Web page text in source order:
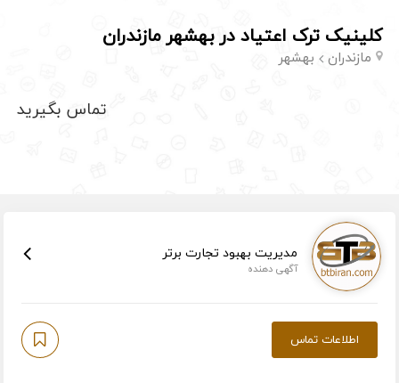
کلینیک ترک اعتیاد در بهشهر مازندران
مازندران بهشهر
تماس بگیرید
مدیریت بهبود تجارت برتر
آگهی دهنده
اطلاعات تماس